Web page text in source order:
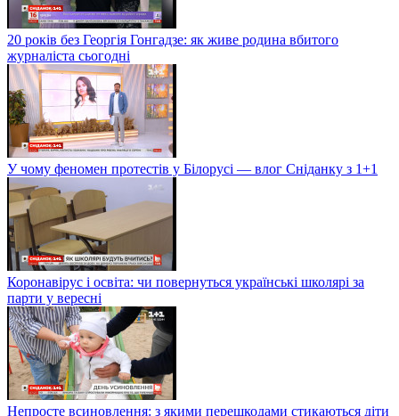
20 років без Георгія Гонгадзе: як живе родина вбитого
журналіста сьогодні
У чому феномен протестів у Білорусі — влог Сніданку з 1+1
Коронавірус і освіта: чи повернуться українські школярі за
парти у вересні
Непросте всиновлення: з якими перешкодами стикаються діти